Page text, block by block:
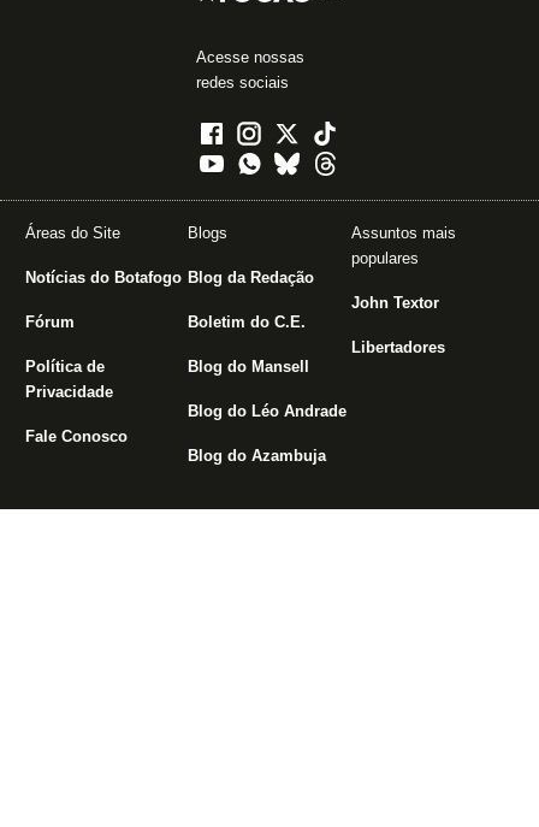
Acesse nossas
redes sociais
Áreas do Site
Notícias do Botafogo
Fórum
Política de
Privacidade
Fale Conosco
Blogs
Blog da Redação
Boletim do C.E.
Blog do Mansell
Blog do Léo Andrade
Blog do Azambuja
Assuntos mais
populares
John Textor
Libertadores